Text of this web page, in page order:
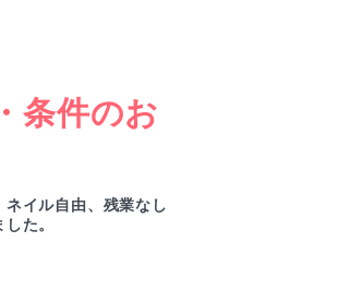
条件のお
イル自由、残業なし
た。